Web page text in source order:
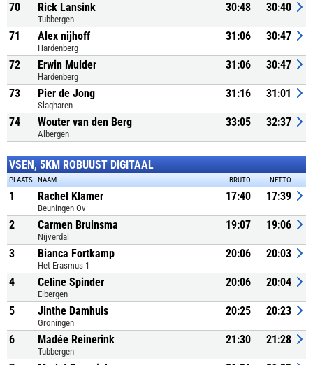
70 Rick Lansink
Tubbergen
30:48 30:40
71 Alex nijhoff
Hardenberg
31:06 30:47
72 Erwin Mulder
Hardenberg
31:06 30:47
73 Pier de Jong
Slagharen
31:16 31:01
74 Wouter van den Berg
Albergen
33:05 32:37
VSEN, 5KM ROBUUST DIGITAAL
PLAATS NAAM BRUTO NETTO
1 Rachel Klamer
Beuningen Ov
17:40 17:39
2 Carmen Bruinsma
Nijverdal
19:07 19:06
3 Bianca Fortkamp
Het Erasmus 1
20:06 20:03
4 Celine Spinder
Eibergen
20:06 20:04
5 Jinthe Damhuis
Groningen
20:25 20:23
6 Madée Reinerink
Tubbergen
21:30 21:28